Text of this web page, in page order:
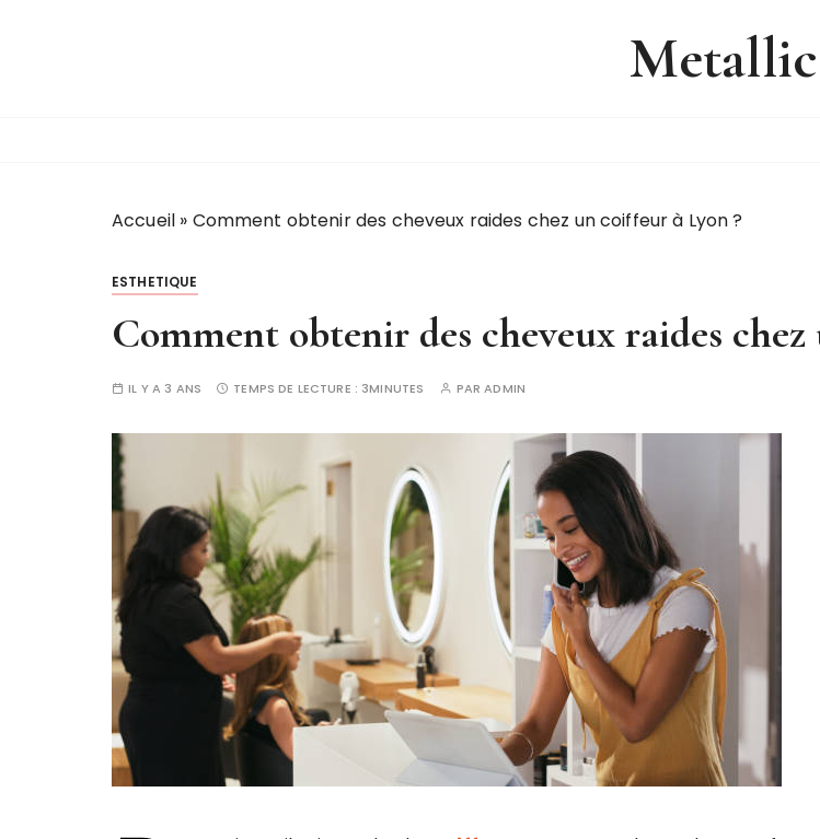
Accueil » Comment obtenir des cheveux raides chez un coiffeur à Lyon ?
ESTHETIQUE
Comment obtenir des cheveux raides
IL Y A 3 ANS TEMPS DE LECTURE : 3MINUTES PARADMIN